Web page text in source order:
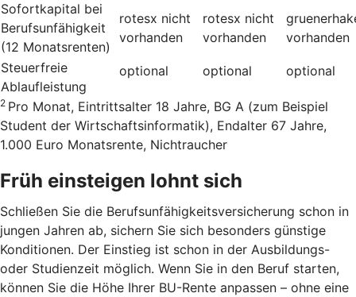
Sofortkapital bei
Berufsunfähigkeit
(12 Monatsrenten)
rotesx nicht
vorhanden
rotesx nicht
vorhanden
vorhanden
Steuerfreie
Ablaufleistung
optional optional optional
2 Pro Monat, Eintrittsalter 18 Jahre, BG A (zum Beispiel
Student der Wirtschaftsinformatik), Endalter 67 Jahre,
1.000 Euro Monatsrente, Nichtraucher
Früh einsteigen lohnt sich
Schließen Sie die Berufsunfähigkeitsversicherung schon in
jungen Jahren ab, sichern Sie sich besonders günstige
Konditionen. Der Einstieg ist schon in der Ausbildungs-
oder Studienzeit möglich. Wenn Sie in den Beruf starten,
können Sie die Höhe Ihrer BU-Rente anpassen – ohne eine